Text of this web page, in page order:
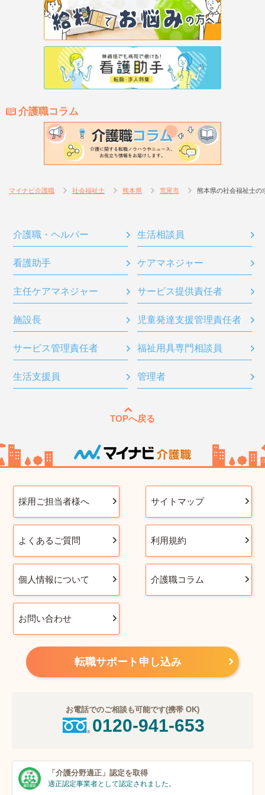
介護職コラム
マイナビ介護職 社会福祉士 熊本県 荒尾市 熊本県の社会福祉士の
介護職・ヘルパー 生活相談員
看護助手 ケアマネジャー
主任ケアマネジャー サービス提供責任者
施設長 児童発達支援管理責任者
サービス管理責任者 福祉用具専門相談員
生活支援員 管理者
TOPへ戻る
採用ご担当者様へ サイトマップ
よくあるご質問 利用規約
個人情報について 介護職コラム
お問い合わせ
転職サポート申し込み
お電話でのご相談も可能です(携帯 OK)
0120-941-653
「介護分野適正」 認定を取得
適正認定事業者として認定されました。